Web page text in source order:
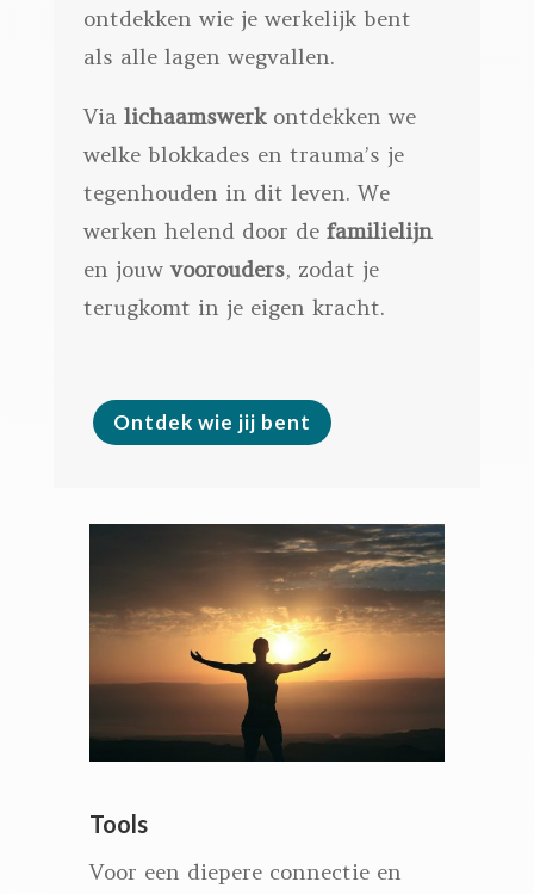
ontdekken wie je werkelijk bent
als alle lagen wegvallen.
Via lichaamswerkontdekken we
welke blokkades en trauma’s je
tegenhouden in dit leven. We
werken helend door de familielijn
en jouwvoorouders, zodat je
terugkomt in je eigen kracht.
Ontdek wie jij bent
Tools
Voor een diepere connectie en